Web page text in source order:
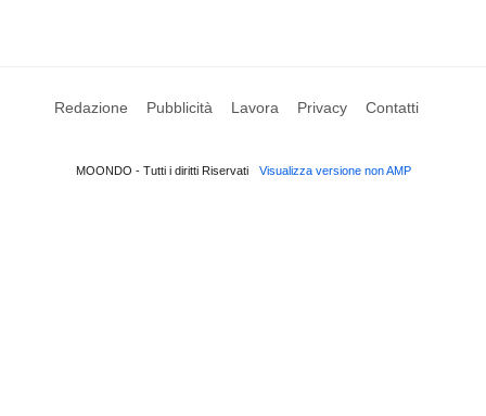
Redazione Pubblicità Lavora Privacy Contatti
MOONDO - Tutti i diritti Riservati Visualizza versione non AMP